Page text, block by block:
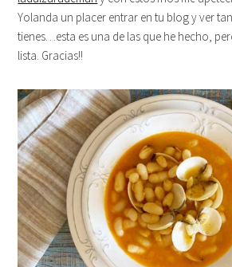
Yolanda un placer entrar en tu blog y ver
tienes…esta es una de las que he hecho,
lista. Gracias!!